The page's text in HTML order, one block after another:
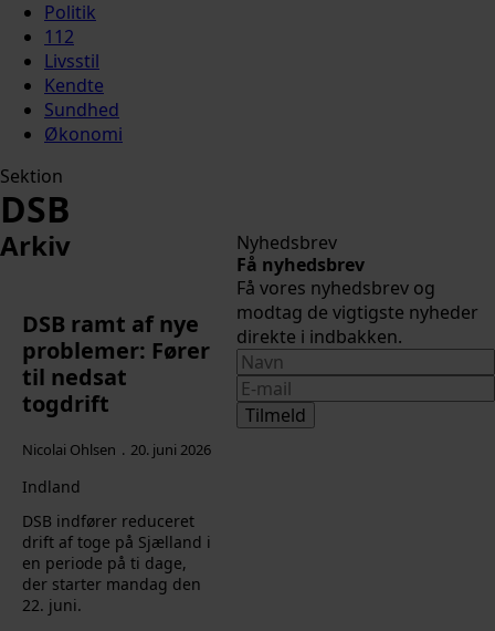
Politik
112
Livsstil
Kendte
Sundhed
Økonomi
Sektion
DSB
Arkiv
DSB ramt af nye
problemer: Fører
til nedsat
togdrift
Nicolai Ohlsen 20. juni 2026
Indland
DSB indfører reduceret
drift af toge på Sjælland i
en periode på ti dage,
der starter mandag den
22. juni.
Nyhedsbrev
Få nyhedsbrev
Få vores nyhedsbrev og
modtag de vigtigste nyheder
direkte i indbakken.
Tilmeld